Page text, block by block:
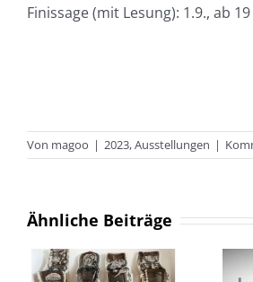
Finissage (mit Lesung): 1.9., ab
Von magoo | 2023,Ausstellungen |
Ähnliche Beiträge